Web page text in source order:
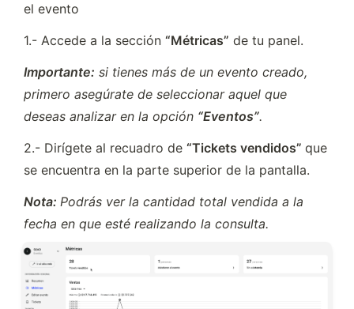
el evento
1.- Accede a la sección “Métricas” de tu panel.
Importante: si tienes más de un evento creado,
primero asegúrate de seleccionar aquel que
deseas analizar en la opción “Eventos”.
2.- Dirígete al recuadro de “Tickets vendidos” que
se encuentra en la parte superior de la pantalla.
Nota: Podrás ver la cantidad total vendida a la
fecha en que esté realizando la consulta.